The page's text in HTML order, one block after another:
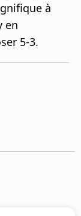
à
en
5-3.